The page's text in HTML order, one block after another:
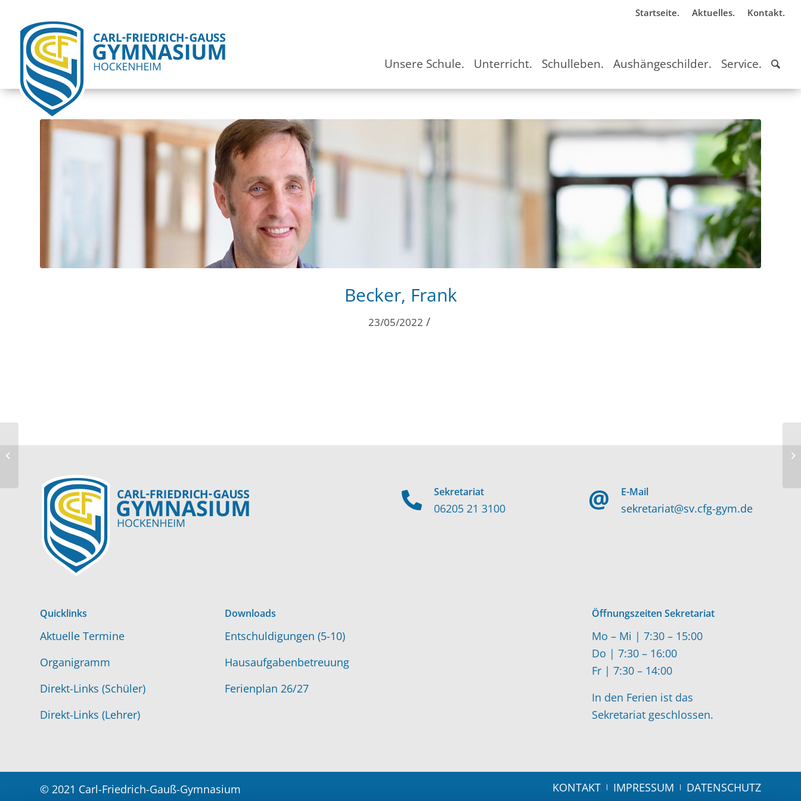
Startseite. Aktuelles. Kontakt.
Unsere Schule. Unterricht. Schulleben. Aushängeschilder. Service.
Becker, Frank
23/05/2022 /
Sekretariat
06205 21 3100
E-Mail
sekretariat@sv.cfg-gym.de
Quicklinks
Aktuelle Termine
Organigramm
Direkt-Links (Schüler)
Direkt-Links (Lehrer)
Downloads
Entschuldigungen (5-10)
Hausaufgabenbetreuung
Ferienplan 26/27
Öffnungszeiten Sekretariat
Mo – Mi | 7:30 – 15:00
Do | 7:30 – 16:00
Fr | 7:30 – 14:00
In den Ferien ist das
Sekretariat geschlossen.
© 2021 Carl-Friedrich-Gauß-Gymnasium KONTAKT IMPRESSUM DATENSCHUTZ